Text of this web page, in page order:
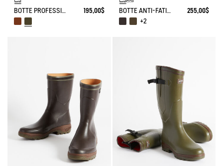
BOTTE PROFESSIONNELLE CHAMBORD 195,00$ BOTTE ANTI-FATIGUE PARCOURS 2.0 AJUSTABLE
255,00$
+2